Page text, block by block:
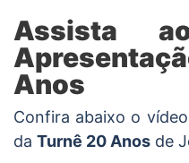
Assista
Anos
Confira abaixo o
da Turnê 20 Anos de